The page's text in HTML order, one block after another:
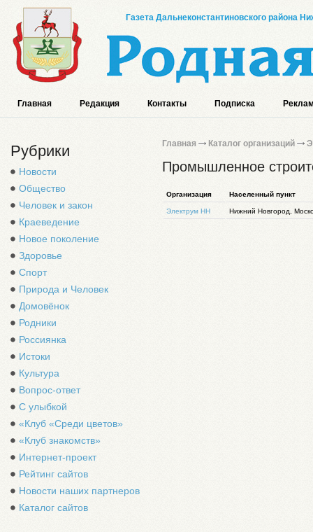
Газета Дальнеконстантиновского района
Главная Редакция Контакты Подписка
Рубрики
Новости
Общество
Человек и закон
Краеведение
Новое поколение
Здоровье
Спорт
Природа и Человек
Домовёнок
Родники
Россиянка
Истоки
Культура
Вопрос-ответ
С улыбкой
«Клуб «Среди цветов»
«Клуб знакомств»
Интернет-проект
Рейтинг сайтов
Новости наших партнеров
Каталог сайтов
Главная Каталог организаций
Промышленное
Организация Населенный пункт
Электрум НН Нижний Новгород,